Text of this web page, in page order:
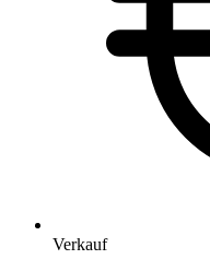
Verkauf